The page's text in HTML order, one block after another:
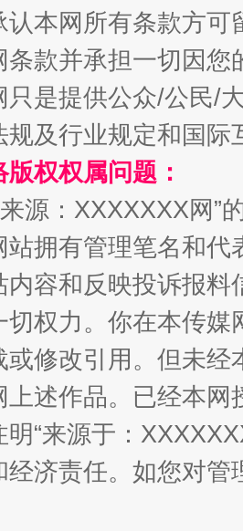
丛生
生
"原罪" "炒
认本网所有条款方
条款并承担一切因
只是提供公众/公民/
规及行业规定和国
权权属问题：
源：XXXXXXX网”
站拥有管理笔名和
内容和反映投诉报
切权力。你在本传
或修改引用。但未
上述作品。已经本
明“来源于：
经济责任。如您对